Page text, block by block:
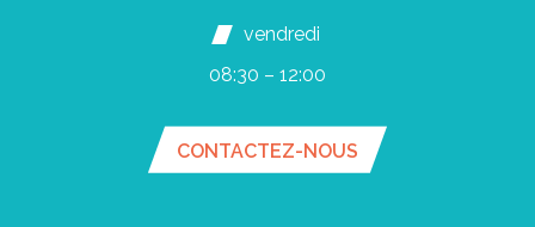
vendredi
08:30 – 12:00
CONTACTEZ-NOUS